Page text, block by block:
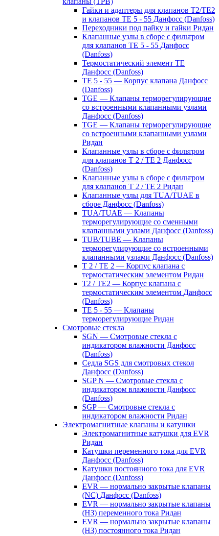
Гайки и адаптеры для клапанов T2/TE2
и клапанов TE 5 - 55 Данфосс (Danfoss)
Переходники под пайку и гайки Ридан
Клапанные узлы в сборе с фильтром
для клапанов TE 5 - 55 Данфосс
(Danfoss)
Термостатический элемент TE
Данфосс (Danfoss)
TE 5 - 55 — Корпус клапана Данфосс
(Danfoss)
TGE — Клапаны терморегулирующие
со встроенными клапанными узлами
Данфосс (Danfoss)
TGE — Клапаны терморегулирующие
со встроенными клапанными узлами
Ридан
Клапанные узлы в сборе с фильтром
для клапанов T 2 / TE 2 Данфосс
(Danfoss)
Клапанные узлы в сборе с фильтром
для клапанов T 2 / TE 2 Ридан
Клапанные узлы для TUA/TUAE в
сборе Данфосс (Danfoss)
TUA/TUAE — Клапаны
терморегулирующие со сменными
клапанными узлами Данфосс (Danfoss)
TUB/TUBE — Клапаны
терморегулирующие со встроенными
клапанными узлами Данфосс (Danfoss)
T 2 / TE 2 — Корпус клапана с
термостатическим элементом Ридан
T2 / TE2 — Корпус клапана с
термостатическим элементом Данфосс
(Danfoss)
TE 5 - 55 — Клапаны
терморегулирующие Ридан
Смотровые стекла
SGN — Смотровые стекла с
индикатором влажности Данфосс
(Danfoss)
Седла SGS для смотровых стекол
Данфосс (Danfoss)
SGP N — Смотровые стекла с
индикатором влажности Данфосс
(Danfoss)
SGP — Смотровые стекла с
индикатором влажности Ридан
Электромагнитные клапаны и катушки
Электромагнитные катушки для EVR
Ридан
Катушки переменного тока для EVR
Данфосс (Danfoss)
Катушки постоянного тока для EVR
Данфосс (Danfoss)
EVR — нормально закрытые клапаны
(NC) Данфосс (Danfoss)
EVR — нормально закрытые клапаны
(НЗ) переменного тока Ридан
EVR — нормально закрытые клапаны
(НЗ) постоянного тока Ридан